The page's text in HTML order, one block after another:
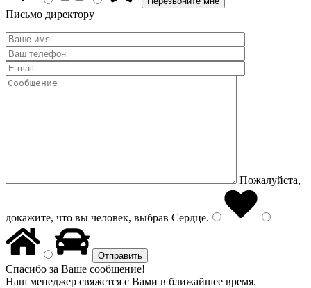
Письмо директору
Пожалуйста,
докажите, что вы человек, выбрав Сердце.
Спасибо за Ваше сообщение!
Наш менеджер свяжется с Вами в ближайшее время.